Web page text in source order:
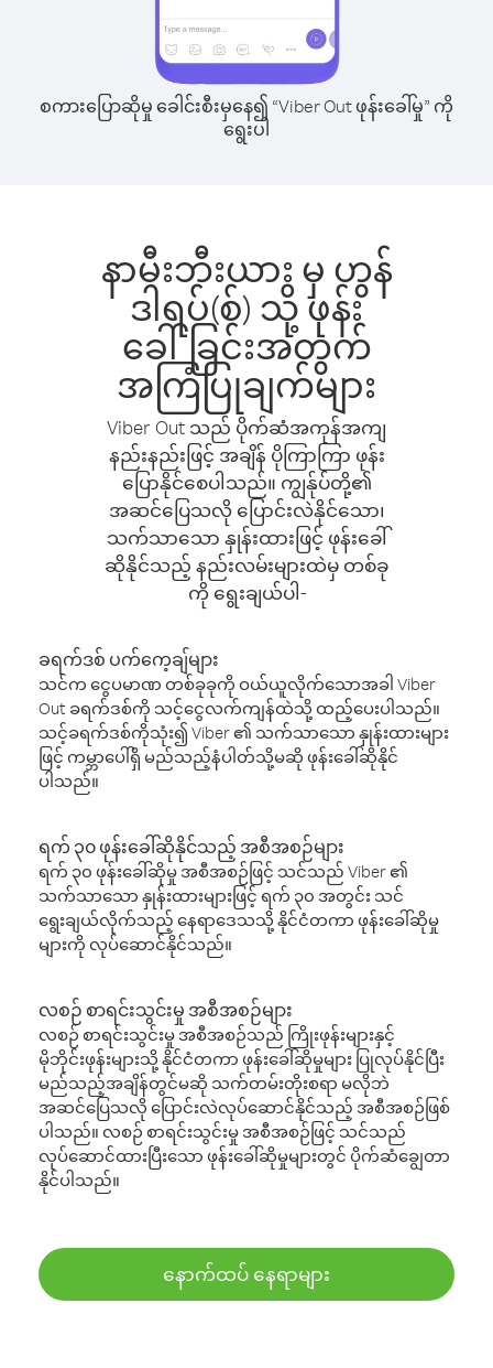
စကားပြောဆိုမှု ခေါင်းစီးမှနေ၍ “Viber Out ဖုန်းခေါ်မှု” ကို
ရွေးပါ
နာမီးဘီးယား မှ ဟွန်
ဒါရပ်(စ်) သို့ ဖုန်း
ခေါ်ခြင်းအတွက်
အကြံပြုချက်များ
Viber Out သည် ပိုက်ဆံအကုန်အကျ
နည်းနည်းဖြင့် အချိန် ပိုကြာကြာ ဖုန်း
ပြောနိုင်စေပါသည်။ ကျွန်ုပ်တို့၏
အဆင်ပြေသလို ပြောင်းလဲနိုင်သော၊
သက်သာသော နှုန်းထားဖြင့် ဖုန်းခေါ်
ဆိုနိုင်သည့် နည်းလမ်းများထဲမှ တစ်ခု
ကို ရွေးချယ်ပါ-
ခရက်ဒစ် ပက်ကေ့ချ်များ
သင်က ငွေပမာဏ တစ်ခုခုကို ဝယ်ယူလိုက်သောအခါ Viber
Out ခရက်ဒစ်ကို သင့်ငွေလက်ကျန်ထဲသို့ ထည့်ပေးပါသည်။
သင့်ခရက်ဒစ်ကိုသုံး၍ Viber ၏ သက်သာသော နှုန်းထားများ
ဖြင့် ကမ္ဘာပေါ်ရှိ မည်သည့်နံပါတ်သို့မဆို ဖုန်းခေါ်ဆိုနိုင်
ပါသည်။
ရက် ၃၀ ဖုန်းခေါ်ဆိုနိုင်သည့် အစီအစဉ်များ
ရက် ၃၀ ဖုန်းခေါ်ဆိုမှု အစီအစဉ်ဖြင့် သင်သည် Viber ၏
သက်သာသော နှုန်းထားများဖြင့် ရက် ၃၀ အတွင်း သင်
ရွေးချယ်လိုက်သည့် နေရာဒေသသို့ နိုင်ငံတကာ ဖုန်းခေါ်ဆိုမှု
များကို လုပ်ဆောင်နိုင်သည်။
လစဉ် စာရင်းသွင်းမှု အစီအစဉ်များ
လစဉ် စာရင်းသွင်းမှု အစီအစဉ်သည် ကြိုးဖုန်းများနှင့်
မိုဘိုင်းဖုန်းများသို့ နိုင်ငံတကာ ဖုန်းခေါ်ဆိုမှုများ ပြုလုပ်နိုင်ပြီး
မည်သည့်အချိန်တွင်မဆို သက်တမ်းတိုးစရာ မလိုဘဲ
အဆင်ပြေသလို ပြောင်းလဲလုပ်ဆောင်နိုင်သည့် အစီအစဉ်ဖြစ်
ပါသည်။ လစဉ် စာရင်းသွင်းမှု အစီအစဉ်ဖြင့် သင်သည်
လုပ်ဆောင်ထားပြီးသော ဖုန်းခေါ်ဆိုမှုများတွင် ပိုက်ဆံချွေတာ
နိုင်ပါသည်။
နောက်ထပ် နေရာများ